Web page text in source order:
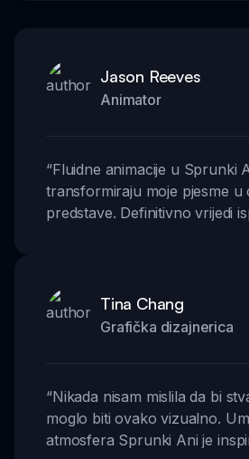
Jason Reeves
Animator
“Fluidne animacije u Sprunki
transformiraju moje pjesme u
predstave. Definitivno vrijedi
Tina Chang
Grafička dizajnerica
“Nikada nisam mislila da bi
moglo biti ovako vizualno.
atmosfera Sprunki Ani je